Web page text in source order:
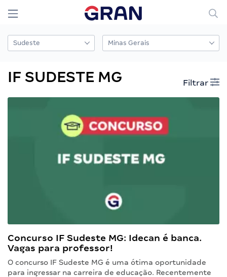
IF SUDESTE MG Filtrar
Concurso IF Sudeste MG: Idecan é banca.
Vagas para professor!
O concurso IF Sudeste MG é uma ótima oportunidade
para ingressar na carreira de educação. Recentemente